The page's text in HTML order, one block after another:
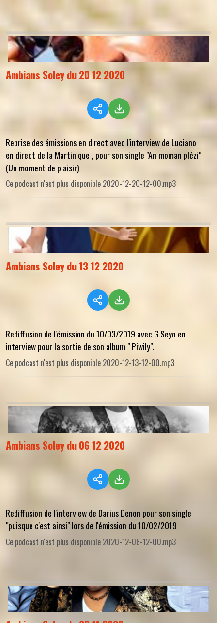
Ambians Soley du 20 12 2020
Reprise des émissions en direct avec l'interview de Luciano ,
en direct de la Martinique , pour son single "An moman plézi"
(Un moment de plaisir)
Ce podcast n'est plus disponible 2020-12-20-12-00.mp3
Ambians Soley du 13 12 2020
Rediffusion de l'émission du 10/03/2019 avec G.Seyo en
interview pour la sortie de son album " Piwily".
Ce podcast n'est plus disponible 2020-12-13-12-00.mp3
Ambians Soley du 06 12 2020
Rediffusion de l'interview de Darius Denon pour son single
"puisque c'est ainsi" lors de l'émission du 10/02/2019
Ce podcast n'est plus disponible 2020-12-06-12-00.mp3